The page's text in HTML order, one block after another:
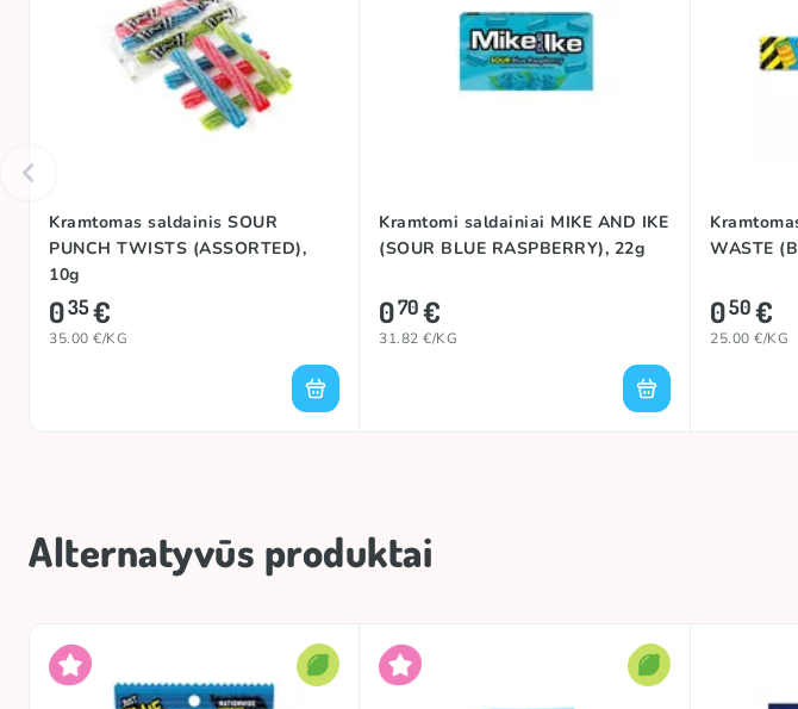
Rūgštumas Rūgštu
Kilmės šalis
Kramtomas saldainis SOUR
PUNCH TWISTS (ASSORTED),
10g
035€
35.00 €/KG
Kramtomi saldainiai MIKE AND IKE
(SOUR BLUE RASPBERRY), 22g
070€
31.82 €/KG
WASTE
050€
25.00 €/KG
Alternatyvūs produktai